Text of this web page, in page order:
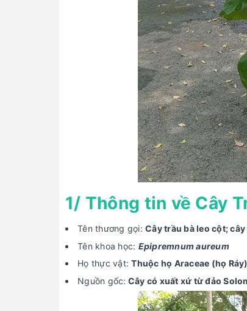
1/ Thông tin về Cây
Tên thương gọi: Cây trầu bà leo cột;
Tên khoa học: Epipremnum aureum
Họ thực vật:Thuộc họ Araceae (họ Ráy)
Nguồn gốc: Cây có xuất xứ từ đảo